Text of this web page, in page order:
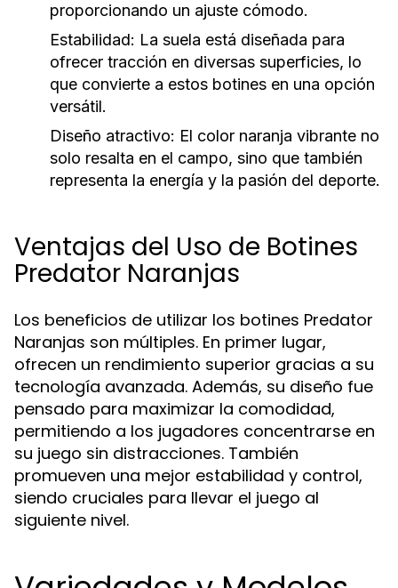
proporcionando un ajuste cómodo.
Estabilidad: La suela está diseñada para
ofrecer tracción en diversas superficies, lo
que convierte a estos botines en una opción
versátil.
Diseño atractivo: El color naranja vibrante no
solo resalta en el campo, sino que también
representa la energía y la pasión del deporte.
Ventajas del Uso de Botines
Predator Naranjas
Los beneficios de utilizar los botines Predator
Naranjas son múltiples. En primer lugar,
ofrecen un rendimiento superior gracias a su
tecnología avanzada. Además, su diseño fue
pensado para maximizar la comodidad,
permitiendo a los jugadores concentrarse en
su juego sin distracciones. También
promueven una mejor estabilidad y control,
siendo cruciales para llevar el juego al
siguiente nivel.